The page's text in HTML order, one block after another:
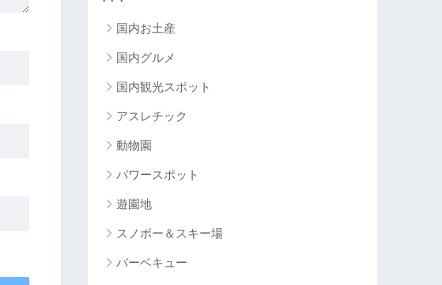
国内お土産
国内グルメ
国内観光スポット
アスレチック
動物園
パワースポット
遊園地
スノボー＆スキー場
バーベキュー